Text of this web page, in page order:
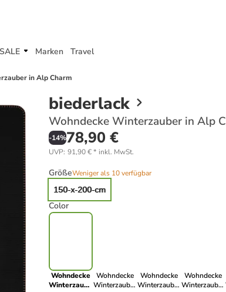
SALE Marken Travel
in Alp Charm
biederlack
Wohndecke Winterzauber in Alp
-14%78,90 €
UVP: 91,90 €* inkl. MwSt.
GrößeWeniger als 10 verfügbar
150-x-200-cm
Color
Wohndecke
Winterzauber
Wohndecke
Winterzauber
Wohndecke
Winterzauber
Wohndecke
Winterzauber